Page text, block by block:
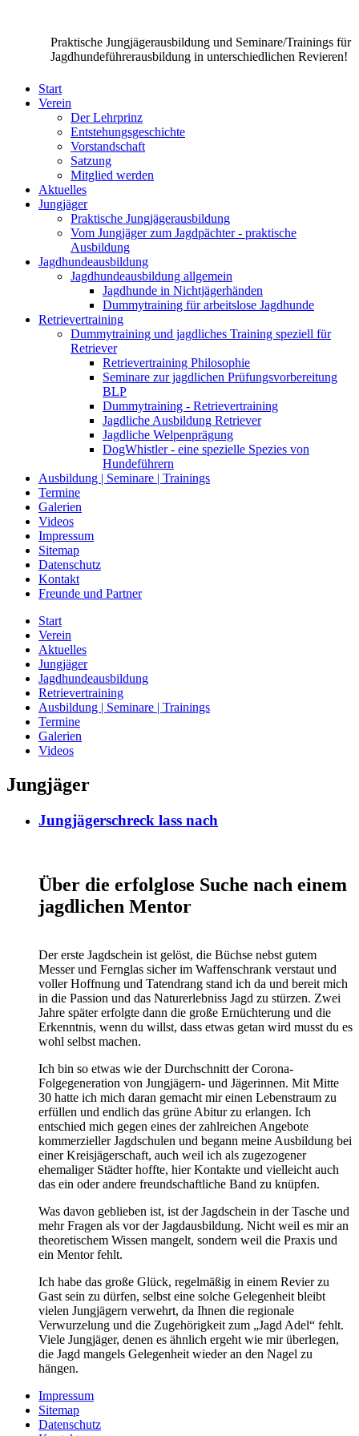
Praktische Jungjägerausbildung und Seminare/Trainings für
Jagdhundeführerausbildung in unterschiedlichen Revieren!
Start
Verein
Der Lehrprinz
Entstehungsgeschichte
Vorstandschaft
Satzung
Mitglied werden
Aktuelles
Jungjäger
Praktische Jungjägerausbildung
Vom Jungjäger zum Jagdpächter - praktische
Ausbildung
Jagdhundeausbildung
Jagdhundeausbildung allgemein
Jagdhunde in Nichtjägerhänden
Dummytraining für arbeitslose Jagdhunde
Retrievertraining
Dummytraining und jagdliches Training speziell für
Retriever
Retrievertraining Philosophie
Seminare zur jagdlichen Prüfungsvorbereitung
BLP
Dummytraining - Retrievertraining
Jagdliche Ausbildung Retriever
Jagdliche Welpenprägung
DogWhistler - eine spezielle Spezies von
Hundeführern
Ausbildung | Seminare | Trainings
Termine
Galerien
Videos
Impressum
Sitemap
Datenschutz
Kontakt
Freunde und Partner
Start
Verein
Aktuelles
Jungjäger
Jagdhundeausbildung
Retrievertraining
Ausbildung | Seminare | Trainings
Termine
Galerien
Videos
Jungjäger
Jungjägerschreck lass nach
Über die erfolglose Suche nach einem
jagdlichen Mentor
Der erste Jagdschein ist gelöst, die Büchse nebst gutem
Messer und Fernglas sicher im Waffenschrank verstaut und
voller Hoffnung und Tatendrang stand ich da und bereit mich
in die Passion und das Naturerlebniss Jagd zu stürzen. Zwei
Jahre später erfolgte dann die große Ernüchterung und die
Erkenntnis, wenn du willst, dass etwas getan wird musst du es
wohl selbst machen.
Ich bin so etwas wie der Durchschnitt der Corona-
Folgegeneration von Jungjägern- und Jägerinnen. Mit Mitte
30 hatte ich mich daran gemacht mir einen Lebenstraum zu
erfüllen und endlich das grüne Abitur zu erlangen. Ich
entschied mich gegen eines der zahlreichen Angebote
kommerzieller Jagdschulen und begann meine Ausbildung bei
einer Kreisjägerschaft, auch weil ich als zugezogener
ehemaliger Städter hoffte, hier Kontakte und vielleicht auch
das ein oder andere freundschaftliche Band zu knüpfen.
Was davon geblieben ist, ist der Jagdschein in der Tasche und
mehr Fragen als vor der Jagdausbildung. Nicht weil es mir an
theoretischem Wissen mangelt, sondern weil die Praxis und
ein Mentor fehlt.
Ich habe das große Glück, regelmäßig in einem Revier zu
Gast sein zu dürfen, selbst eine solche Gelegenheit bleibt
vielen Jungjägern verwehrt, da Ihnen die regionale
Verwurzelung und die Zugehörigkeit zum „Jagd Adel“ fehlt.
Viele Jungjäger, denen es ähnlich ergeht wie mir überlegen,
die Jagd mangels Gelegenheit wieder an den Nagel zu
hängen.
Impressum
Sitemap
Datenschutz